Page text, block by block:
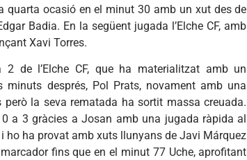
quarta ocasió en el minut 30 amb un xut des de
Badia. En la següent jugada l’Elche CF, amb
Xavi Torres.
de l’Elche CF, que ha materialitzat amb un
minuts després, Pol Prats, novament amb una
la seva rematada ha sortit massa creuada.
a 3 gràcies a Josan amb una jugada ràpida al
ho ha provat amb xuts llunyans de Javi Márquez
fins que en el minut 77 Uche, aprofitant